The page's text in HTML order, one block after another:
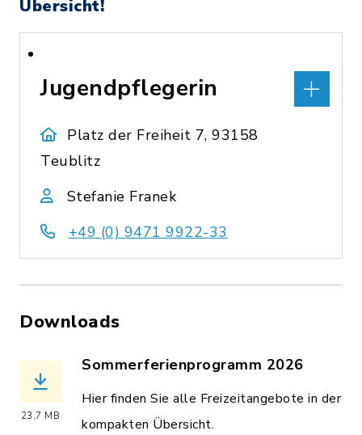
Übersicht!
Jugendpflegerin
Platz der Freiheit 7, 93158
Teublitz
Stefanie Franek
+49 (0) 9471 9922-33
Downloads
23,7 MB
Sommerferienprogramm 2026
(Dateiname:
Hier finden Sie alle Freizeitangebote in der
kompakten Übersicht.